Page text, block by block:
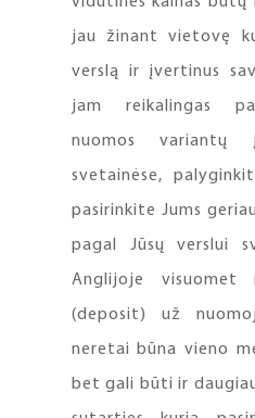
jau žinant vietovę
verslą ir įvertinus
jam reikalingas
nuomos variantų
svetainėse,
pasirinkite Jums
pagal Jūsų verslui
Anglijoje visuomet
(deposit) už
neretai būna vieno
bet gali būti ir